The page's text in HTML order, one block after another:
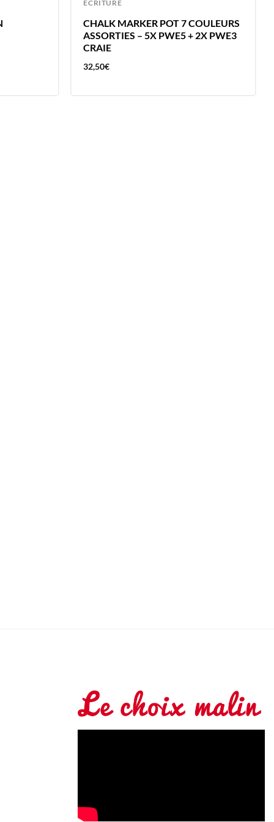
ECRITURE
CHALK MARKER POT 7 COULEURS
ASSORTIES – 5X PWE5 + 2X PWE3
CRAIE
32,50€